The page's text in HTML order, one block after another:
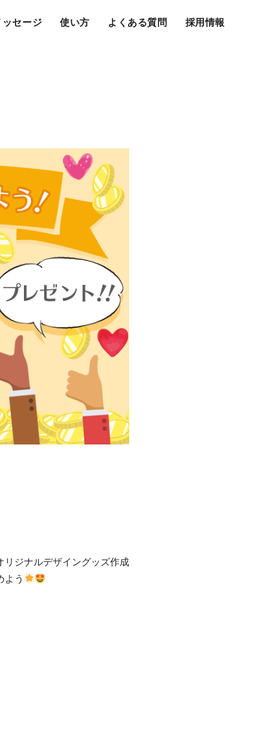
ッセージ 使い方 よくある質問 採用情報
ジナルデザイングッズ作成
よう